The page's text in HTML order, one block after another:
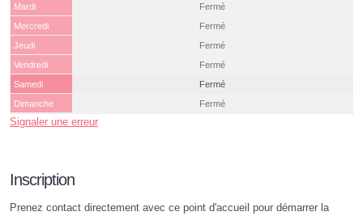
Mardi
Fermé
Mercredi
Fermé
Jeudi
Fermé
Vendredi
Fermé
Samedi
Fermé
Dimanche
Fermé
Signaler une erreur
Inscription
Prenez contact directement avec ce point d'accueil pour démarrer la